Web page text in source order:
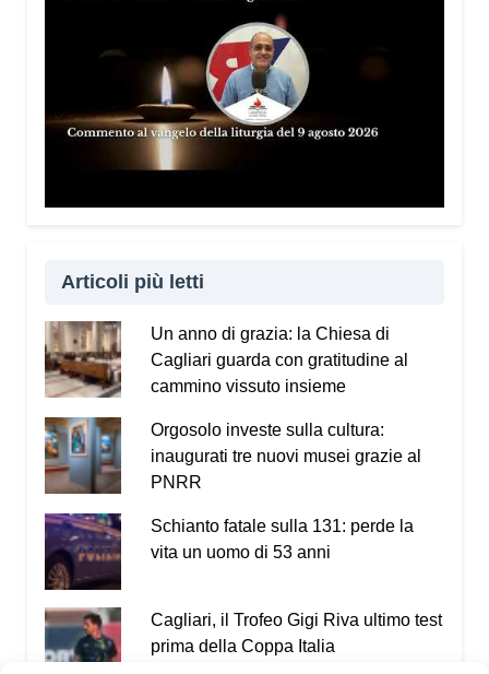
Articoli più letti
Un anno di grazia: la Chiesa di
Cagliari guarda con gratitudine al
cammino vissuto insieme
Orgosolo investe sulla cultura:
inaugurati tre nuovi musei grazie al
PNRR
Schianto fatale sulla 131: perde la
vita un uomo di 53 anni
Cagliari, il Trofeo Gigi Riva ultimo test
prima della Coppa Italia